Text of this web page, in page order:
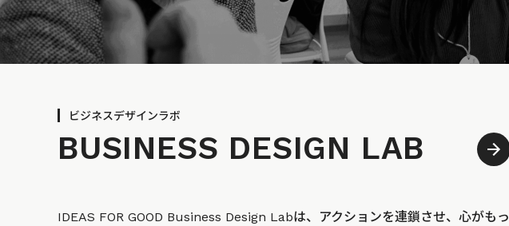
ビジネスデザインラボ
BUSINESS DESIGN LAB
IDEAS FOR GOOD Business Design Labは、アクションを連鎖させ、心がもっ